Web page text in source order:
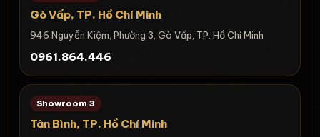
Gò Vấp, TP. Hồ Chí Minh
946 Nguyễn Kiệm, Phường 3, Gò Vấp, TP. Hồ Chí Minh
0961.864.446
Showroom 3
Tân Bình, TP. Hồ Chí Minh